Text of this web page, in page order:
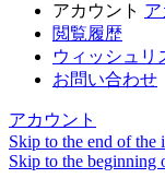
アカウント ア
閲覧履歴
ウィッシュリ
お問い合わせ
アカウント
Skip to the end of the
Skip to the beginning